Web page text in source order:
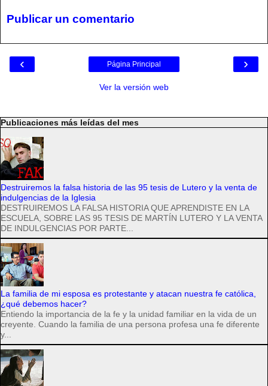
Publicar un comentario
‹ ›
Página Principal
Ver la versión web
Publicaciones más leídas del mes
Destruiremos la falsa historia de las 95 tesis de Lutero y la venta de
indulgencias de la Iglesia
DESTRUIREMOS LA FALSA HISTORIA QUE APRENDISTE EN LA
ESCUELA, SOBRE LAS 95 TESIS DE MARTÍN LUTERO Y LA VENTA
DE INDULGENCIAS POR PARTE...
La familia de mi esposa es protestante y atacan nuestra fe católica,
¿qué debemos hacer?
Entiendo la importancia de la fe y la unidad familiar en la vida de un
creyente. Cuando la familia de una persona profesa una fe diferente
y...